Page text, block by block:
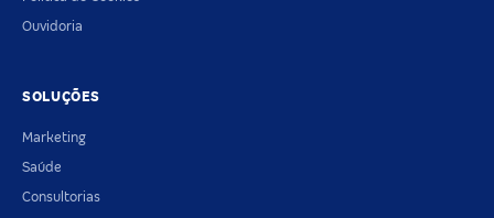
Ouvidoria
SOLUÇÕES
Marketing
Saúde
Consultorias